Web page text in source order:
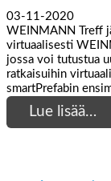
03-11-2020
WEINMANN Treff
virtuaalisesti
jossa voi tutustua
ratkaisuihin
smartPrefabin
Lue lisää…